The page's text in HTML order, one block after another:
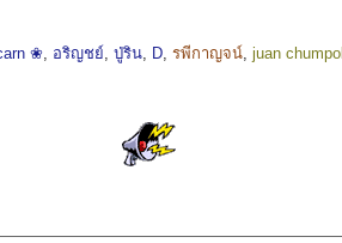
❀, อริญชย์,ปู่ริน, D,รพีกาญจน์,juan chumpol